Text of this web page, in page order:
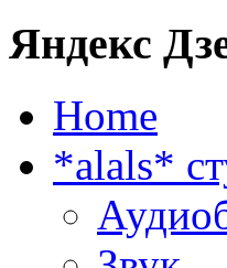
Яндекс
Home
*alals*